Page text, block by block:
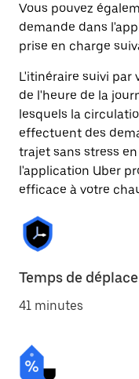
Vous pouvez
demande dans
prise en charge
L'itinéraire suivi
de l'heure de la
lesquels la
effectuent des
trajet sans stress
l'application Uber
efficace à votre
Temps de
41 minutes